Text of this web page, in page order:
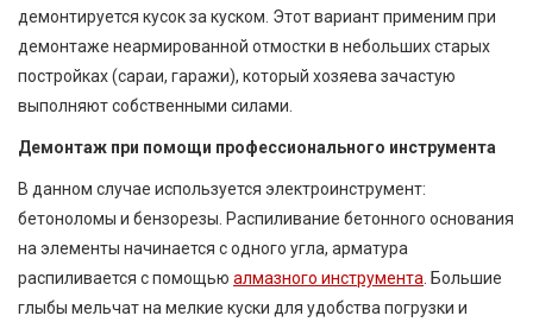
демонтируется кусок за куском. Этот вариант применим при
демонтаже неармированной отмостки в небольших старых
постройках (сараи, гаражи), который хозяева зачастую
выполняют собственными силами.
Демонтаж при помощи профессионального инструмента
В данном случае используется электроинструмент:
бетоноломы и бензорезы. Распиливание бетонного основания
на элементы начинается с одного угла, арматура
распиливается с помощью алмазного инструмента . Большие
глыбы мельчат на мелкие куски для удобства погрузки и